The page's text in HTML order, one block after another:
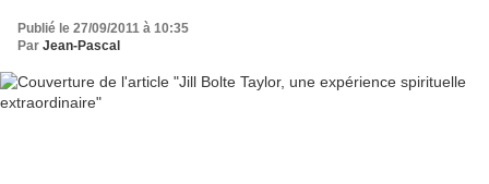
Publié le 27/09/2011 à 10:35
Par Jean-Pascal